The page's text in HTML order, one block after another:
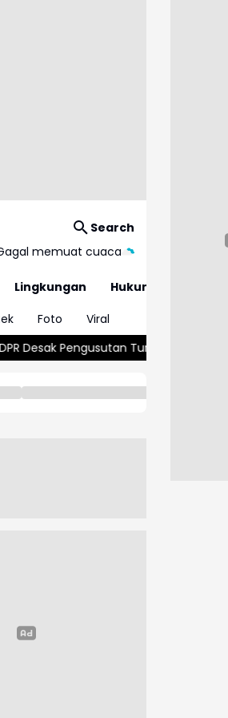
Search
memuat cuaca
Lingkungan
Hukum
Foto
Viral
Tuntas Temuan Ratusan Senjata di